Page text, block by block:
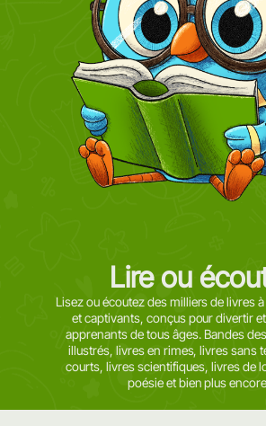
Lire ou
Lisez ou écoutez des milliers de livres
et captivants, conçus pour divertir
apprenants de tous âges. Bandes
illustrés, livres en rimes, livres sans
courts, livres scientifiques, livres de
poésie et bien plus